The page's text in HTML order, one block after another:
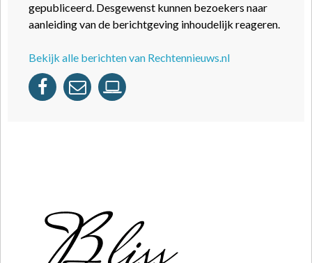
gepubliceerd. Desgewenst kunnen bezoekers naar
aanleiding van de berichtgeving inhoudelijk reageren.
Bekijk alle berichten van Rechtennieuws.nl